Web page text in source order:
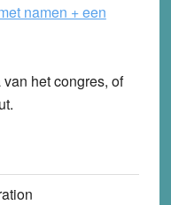
namen + een
het congres, of